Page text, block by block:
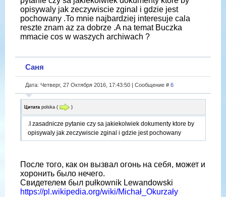
opisywaly jak zeczywiscie zginal i gdzie jest
pochowany .To mnie najbardziej interesuje cala
reszte znam az za dobrze .A na temat Buczka
mmacie cos w waszych archiwach ?
Саня
Дата: Четверг, 27 Октября 2016, 17:43:50 | Сообщение # 6
Цитата polska ( )
.I zasadnicze pytanie czy sa jakiekolwiek dokumenty ktore by
opisywaly jak zeczywiscie zginal i gdzie jest pochowany
После того, как он вызвал огонь на себя, может и
хоронить было нечего.
Свидетелем был pułkownik Lewandowski
https://pl.wikipedia.org/wiki/Michał_Okurzały